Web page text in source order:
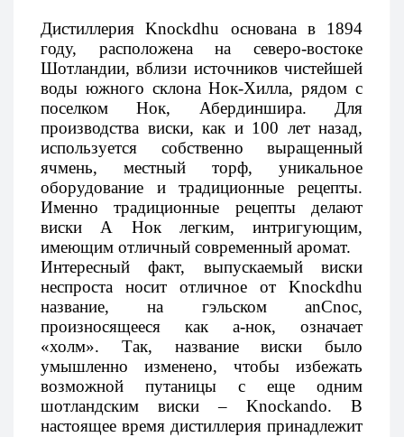
Дистиллерия Knockdhu основана в 1894
году, расположена на северо-востоке
Шотландии, вблизи источников чистейшей
воды южного склона Нок-Хилла, рядом с
поселком Нок, Абердиншира. Для
производства виски, как и 100 лет назад,
используется собственно выращенный
ячмень, местный торф, уникальное
оборудование и традиционные рецепты.
Именно традиционные рецепты делают
виски А Нок легким, интригующим,
имеющим отличный современный аромат.
Интересный факт, выпускаемый виски
неспроста носит отличное от Knockdhu
название, на гэльском anCnoc,
произносящееся как а-нок, означает
«холм». Так, название виски было
умышленно изменено, чтобы избежать
возможной путаницы с еще одним
шотландским виски – Knockando. В
настоящее время дистиллерия принадлежит